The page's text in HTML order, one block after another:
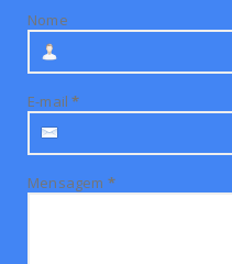
Nome
E-mail*
Mensagem *